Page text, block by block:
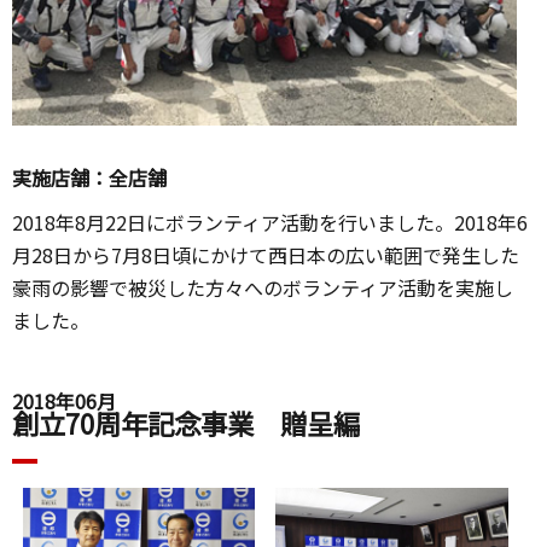
実施店舗：全店舗
2018年8月22日にボランティア活動を行いました。2018年6
月28日から7月8日頃にかけて西日本の広い範囲で発生した
豪雨の影響で被災した方々へのボランティア活動を実施し
ました。
2018年06月
創立70周年記念事業 贈呈編